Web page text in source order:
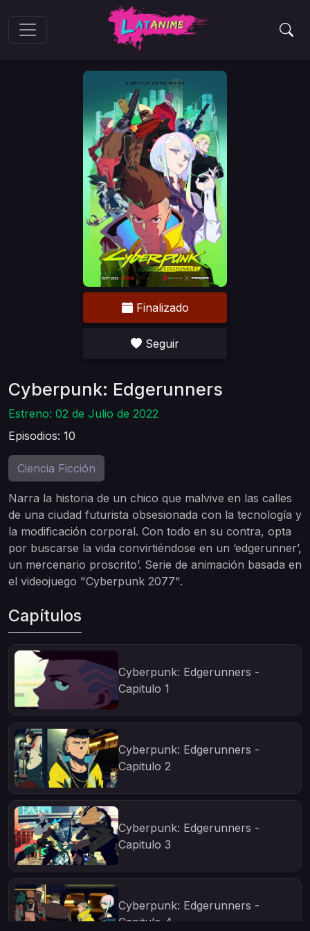
Finalizado
Seguir
Cyberpunk: Edgerunners
Estreno: 02 de Julio de 2022
Episodios: 10
Ciencia Ficción
Narra la historia de un chico que malvive en las calles
de una ciudad futurista obsesionada con la tecnología y
la modificación corporal. Con todo en su contra, opta
por buscarse la vida convirtiéndose en un ‘edgerunner’,
un mercenario proscrito’. Serie de animación basada en
el videojuego "Cyberpunk 2077".
Capítulos
Cyberpunk: Edgerunners -
Capitulo 1
Cyberpunk: Edgerunners -
Capitulo 2
Cyberpunk: Edgerunners -
Capitulo 3
Cyberpunk: Edgerunners -
Capitulo 4